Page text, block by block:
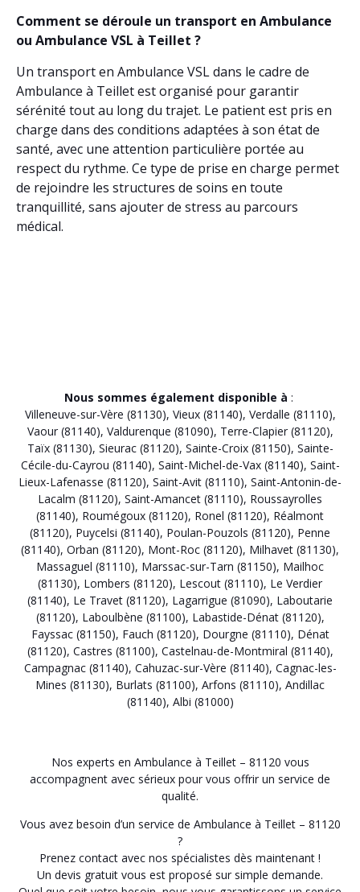
Comment se déroule un transport en Ambulance
ou Ambulance VSL à Teillet ?
Un transport en Ambulance VSL dans le cadre de
Ambulance à Teillet est organisé pour garantir
sérénité tout au long du trajet. Le patient est pris en
charge dans des conditions adaptées à son état de
santé, avec une attention particulière portée au
respect du rythme. Ce type de prise en charge permet
de rejoindre les structures de soins en toute
tranquillité, sans ajouter de stress au parcours
médical.
Nous sommes également disponible à :
Villeneuve-sur-Vère (81130), Vieux (81140), Verdalle (81110),
Vaour (81140), Valdurenque (81090), Terre-Clapier (81120),
Taïx (81130), Sieurac (81120), Sainte-Croix (81150), Sainte-
Cécile-du-Cayrou (81140), Saint-Michel-de-Vax (81140), Saint-
Lieux-Lafenasse (81120), Saint-Avit (81110), Saint-Antonin-de-
Lacalm (81120), Saint-Amancet (81110), Roussayrolles
(81140), Roumégoux (81120), Ronel (81120), Réalmont
(81120), Puycelsi (81140), Poulan-Pouzols (81120), Penne
(81140), Orban (81120), Mont-Roc (81120), Milhavet (81130),
Massaguel (81110), Marssac-sur-Tarn (81150), Mailhoc
(81130), Lombers (81120), Lescout (81110), Le Verdier
(81140), Le Travet (81120), Lagarrigue (81090), Laboutarie
(81120), Laboulbène (81100), Labastide-Dénat (81120),
Fayssac (81150), Fauch (81120), Dourgne (81110), Dénat
(81120), Castres (81100), Castelnau-de-Montmiral (81140),
Campagnac (81140), Cahuzac-sur-Vère (81140), Cagnac-les-
Mines (81130), Burlats (81100), Arfons (81110), Andillac
(81140), Albi (81000)
Nos experts en Ambulance à Teillet – 81120 vous
accompagnent avec sérieux pour vous offrir un service de
qualité.
Vous avez besoin d’un service de Ambulance à Teillet – 81120
?
Prenez contact avec nos spécialistes dès maintenant !
Un devis gratuit vous est proposé sur simple demande.